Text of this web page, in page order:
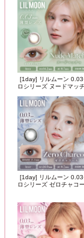
[1day] リルムーン 0.03
ロシリーズ ヌードマッ
[1day] リルムーン 0.03
ロシリーズ ゼロチャコ